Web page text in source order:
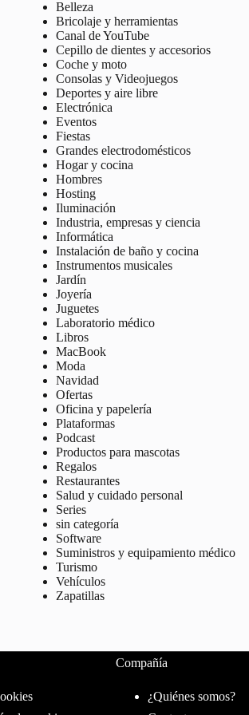
Belleza
Bricolaje y herramientas
Canal de YouTube
Cepillo de dientes y accesorios
Coche y moto
Consolas y Videojuegos
Deportes y aire libre
Electrónica
Eventos
Fiestas
Grandes electrodomésticos
Hogar y cocina
Hombres
Hosting
Iluminación
Industria, empresas y ciencia
Informática
Instalación de baño y cocina
Instrumentos musicales
Jardín
Joyería
Juguetes
Laboratorio médico
Libros
MacBook
Moda
Navidad
Ofertas
Oficina y papelería
Plataformas
Podcast
Productos para mascotas
Regalos
Restaurantes
Salud y cuidado personal
Series
sin categoría
Software
Suministros y equipamiento médico
Turismo
Vehículos
Zapatillas
Compañía
¿Quiénes somos?